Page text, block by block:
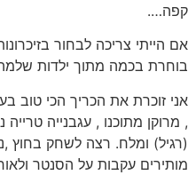
קפה….
אם הייתי צריכה לבחור
בוחרת בכמה מתוך ילדות
אני זוכרת את הכריך הכי טוב
, מרוקן מתוכנו , עגבנייה
(רגיל) ומלח. רצה לשחק בחוץ
מותירים עקבות על הסנטר